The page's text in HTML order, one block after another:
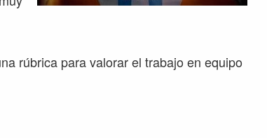
rúbrica para valorar el trabajo en equipo